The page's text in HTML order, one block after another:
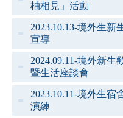
柚相見」活動
2023.10.13-境外生新
宣導
2024.09.11-境外新生
暨生活座談會
2023.10.11-境外生宿
演練